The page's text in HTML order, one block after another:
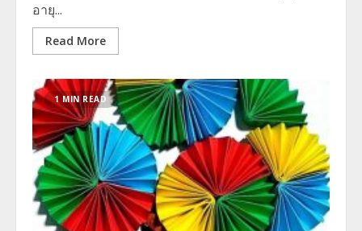
อายุ...
Read More
1 MIN READ